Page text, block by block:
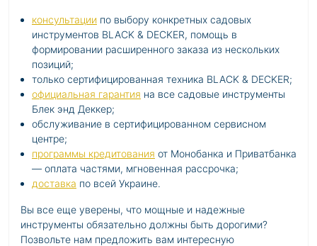
консультации по выбору конкретных садовых
инструментов BLACK & DECKER, помощь в
формировании расширенного заказа из нескольких
позиций;
только сертифицированная техника BLACK & DECKER;
официальная гарантия на все садовые инструменты
Блек энд Деккер;
обслуживание в сертифицированном сервисном
центре;
программы кредитования от Монобанка и Приватбанка
— оплата частями, мгновенная рассрочка;
доставка по всей Украине.
Вы все еще уверены, что мощные и надежные
инструменты обязательно должны быть дорогими?
Позвольте нам предложить вам интересную